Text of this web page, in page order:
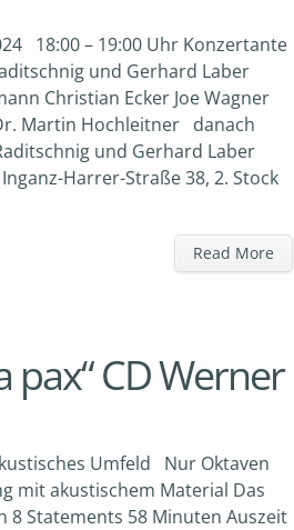
18:00 – 19:00 Uhr Konzertante
und Gerhard Laber
Christian Ecker Joe Wagner
Martin Hochleitner danach
und Gerhard Laber
Harrer-Straße 38, 2. Stock
Read More
CD Werner
Umfeld Nur Oktaven
mit akustischem Material Das
8 Statements 58 Minuten Auszeit